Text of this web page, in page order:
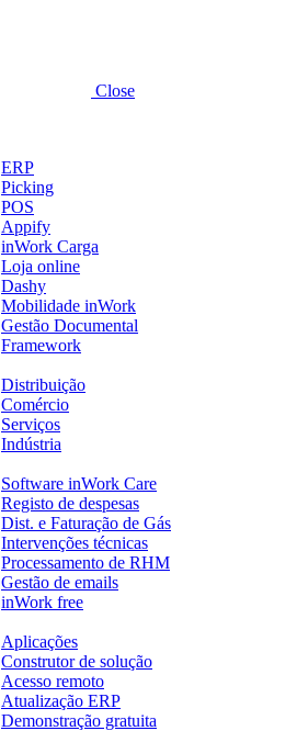
Close
ERP
Picking
POS
Appify
inWork Carga
Loja online
Dashy
Mobilidade inWork
Gestão Documental
Framework
Distribuição
Comércio
Serviços
Indústria
Software inWork Care
Registo de despesas
Dist. e Faturação de Gás
Intervenções técnicas
Processamento de RHM
Gestão de emails
inWork free
Aplicações
Construtor de solução
Acesso remoto
Atualização ERP
Demonstração gratuita